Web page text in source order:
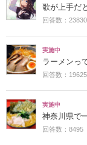
歌が上手だ
回答数：23830
実施中
ラーメンっ
回答数：19625
実施中
神奈川県で
回答数：8495